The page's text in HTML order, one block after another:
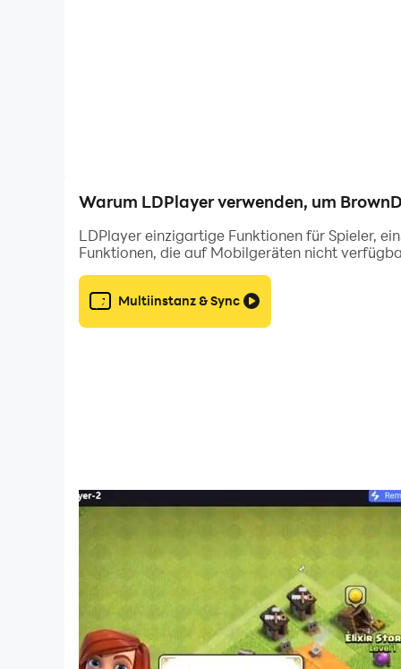
Warum LDPlayer verwenden, um
LDPlayer einzigartige Funktionen für Spieler,
Funktionen, die auf Mobilgeräten nicht
Multiinstanz & Sync